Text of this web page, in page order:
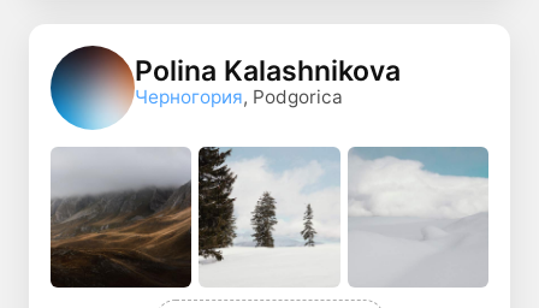
Polina Kalashnikova
Черногория, Podgorica